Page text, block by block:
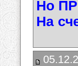
Но
На